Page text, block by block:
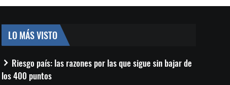
LO MÁS VISTO
Riesgo país: las razones por las que sigue sin bajar de
los 400 puntos